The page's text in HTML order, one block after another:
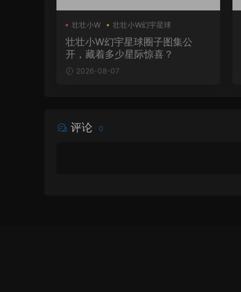
壮壮小W 壮壮小W幻宇星球
壮壮小W幻宇星球圈子图集公
开，藏着多少星际惊喜？
2026-08-07
评论 0